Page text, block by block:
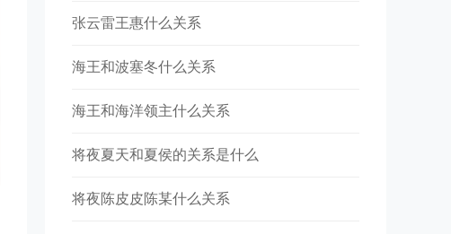
张云雷王惠什么关系
海王和波塞冬什么关系
海王和海洋领主什么关系
将夜夏天和夏侯的关系是什么
将夜陈皮皮陈某什么关系